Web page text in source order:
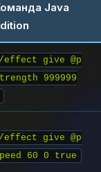
Java
/effect give @p
999999
/effect give @p
60 0 true